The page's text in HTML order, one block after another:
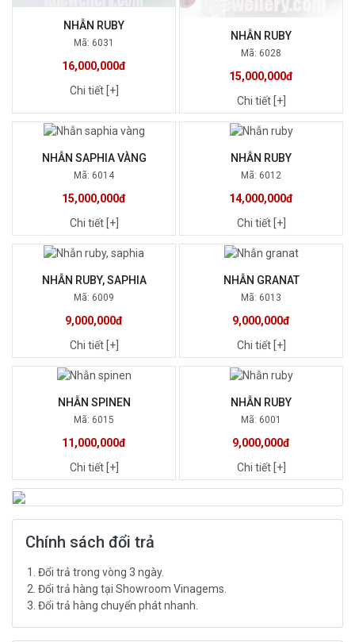
NHẪN RUBY
Mã: 6031
16,000,000đ
Chi tiết [+]
NHẪN RUBY
Mã: 6028
15,000,000đ
Chi tiết [+]
NHẪN SAPHIA VÀNG
Mã: 6014
15,000,000đ
Chi tiết [+]
NHẪN RUBY
Mã: 6012
14,000,000đ
Chi tiết [+]
NHẪN RUBY, SAPHIA
Mã: 6009
9,000,000đ
Chi tiết [+]
NHẪN GRANAT
Mã: 6013
9,000,000đ
Chi tiết [+]
NHẪN SPINEN
Mã: 6015
11,000,000đ
Chi tiết [+]
NHẪN RUBY
Mã: 6001
9,000,000đ
Chi tiết [+]
Chính sách đổi trả
Đổi trả trong vòng 3 ngày.
Đổi trả hàng tại Showroom Vinagems.
Đổi trả hàng chuyển phát nhanh.